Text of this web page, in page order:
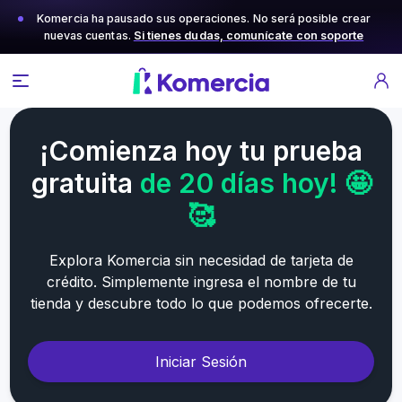
Komercia ha pausado sus operaciones. No será posible crear
nuevas cuentas. Si tienes dudas, comunícate con soporte
¡Comienza hoy tu prueba
gratuita de 20 días hoy! 🤩
🥰
Explora Komercia sin necesidad de tarjeta de
crédito. Simplemente ingresa el nombre de tu
tienda y descubre todo lo que podemos ofrecerte.
Iniciar Sesión